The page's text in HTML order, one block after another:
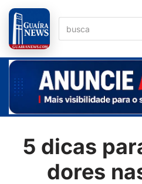
Pular
para
o
conteúdo
5 dicas
dores